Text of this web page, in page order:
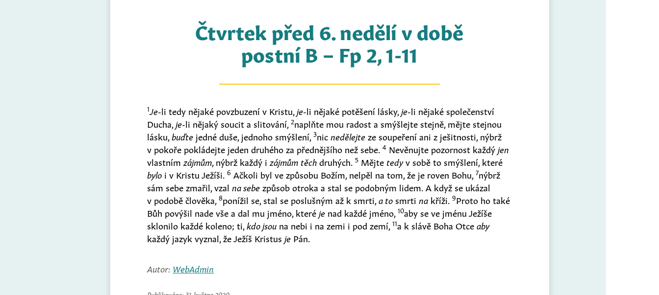
Čtvrtek před 6. nedělí v době
postní B – Fp 2, 1-11
1Je-li tedy nějaké povzbuzení v Kristu, je-li nějaké potěšení lásky, je-li nějaké společenství
Ducha, je-li nějaký soucit a slitování,2naplňte mou radost a smýšlejte stejně, mějte stejnou
lásku,buďte jedné duše, jednoho smýšlení,3nic nedělejte ze soupeření ani z ješitnosti, nýbrž
v pokoře pokládejte jeden druhého za přednějšího než sebe.4 Nevěnujte pozornost každý jen
vlastním zájmům, nýbrž každý i zájmům těchdruhých.5 Mějte tedyv sobě to smýšlení, které
bylo i v Kristu Ježíši.6 Ačkoli byl ve způsobu Božím, nelpěl na tom, že je roven Bohu,7nýbrž
sám sebe zmařil, vzal na sebe způsob otroka a stal se podobným lidem. A když se ukázal
v podobě člověka,8ponížil se, stal se poslušným až k smrti,a to smrti na kříži.9Proto ho také
Bůh povýšil nade vše a dal mu jméno, které je nad každé jméno,10aby se ve jménu Ježíše
sklonilo každé koleno; ti, kdo jsou na nebi i na zemi i pod zemí,11a k slávě Boha Otceaby
každý jazyk vyznal, že Ježíš Kristus je Pán.
Autor: WebAdmin